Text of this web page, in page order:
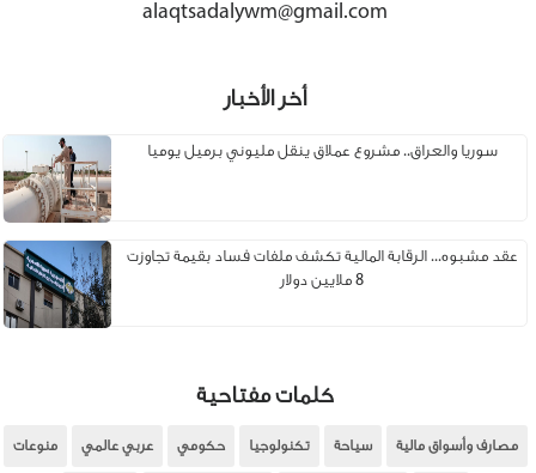
alaqtsadalywm@gmail.com
أخر الأخبار
سوريا والعراق.. مشروع عملاق ينقل مليوني برميل يوميا
عقد مشبوه... الرقابة المالية تكشف ملفات فساد بقيمة تجاوزت
8 ملايين دولار
كلمات مفتاحية
مصارف وأسواق مالية سياحة تكنولوجيا حكومي عربي عالمي منوعات